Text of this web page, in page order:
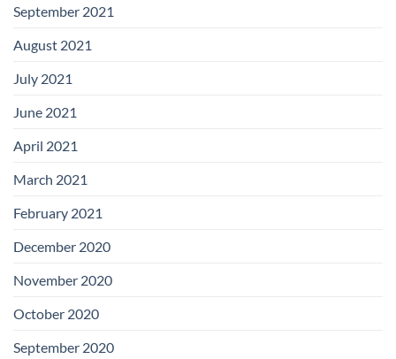
September 2021
August 2021
July 2021
June 2021
April 2021
March 2021
February 2021
December 2020
November 2020
October 2020
September 2020